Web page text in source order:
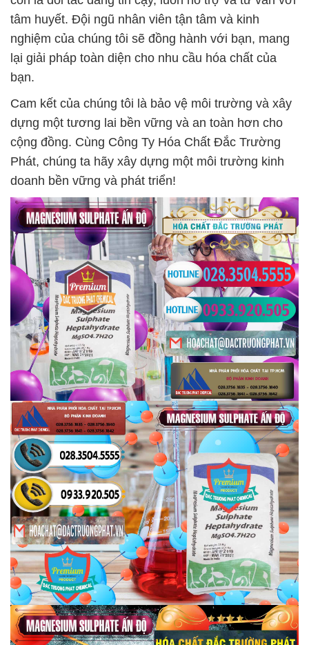
tâm huyết. Đội ngũ nhân viên tận tâm và kinh
nghiệm của chúng tôi sẽ đồng hành với bạn, mang
lại giải pháp toàn diện cho nhu cầu hóa chất của
bạn.
Cam kết của chúng tôi là bảo vệ môi trường và xây
dựng một tương lai bền vững và an toàn hơn cho
cộng đồng. Cùng Công Ty Hóa Chất Đắc Trường
Phát, chúng ta hãy xây dựng một môi trường kinh
doanh bền vững và phát triển!